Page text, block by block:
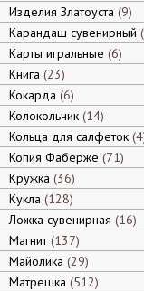
Изделия Златоуста 9
Карандаш сувенирный
Карты игральные 6
Книга 23
Кокарда 6
Колокольчик 14
Кольца для салфеток 4
Копия Фаберже 71
Кружка 36
Кукла 128
Ложка сувенирная 16
Магнит 137
Майолика 29
Матрешка 512